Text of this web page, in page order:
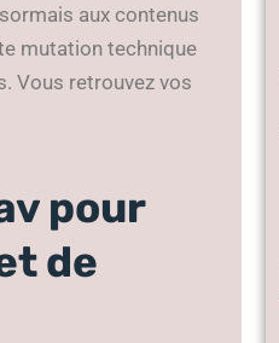
aux contenus
mutation technique
Vous retrouvez vos
pour
de